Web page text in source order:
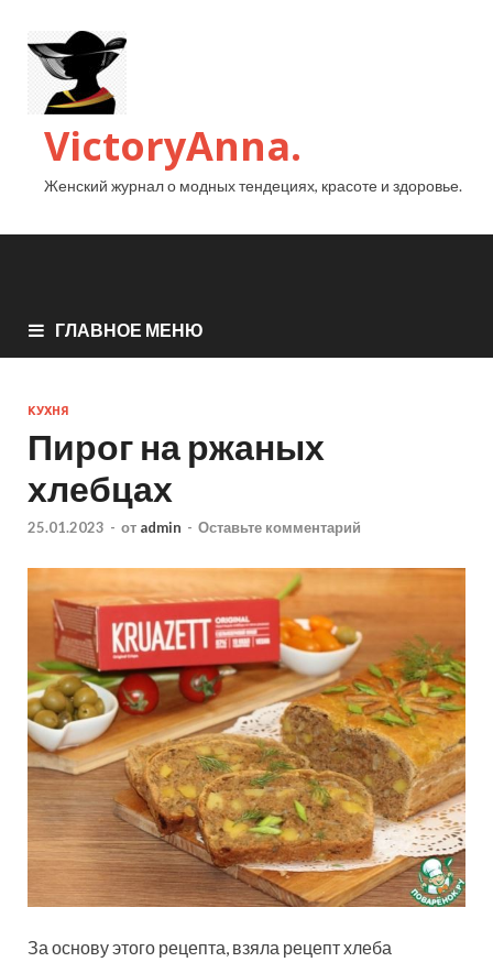
VictoryAnna.
Женский журнал о модных тендециях, красоте и здоровье.
ГЛАВНОЕ МЕНЮ
КУХНЯ
Пирог на ржаных
хлебцах
25.01.2023 - от admin - Оставьте комментарий
За основу этого рецепта, взяла рецепт хлеба